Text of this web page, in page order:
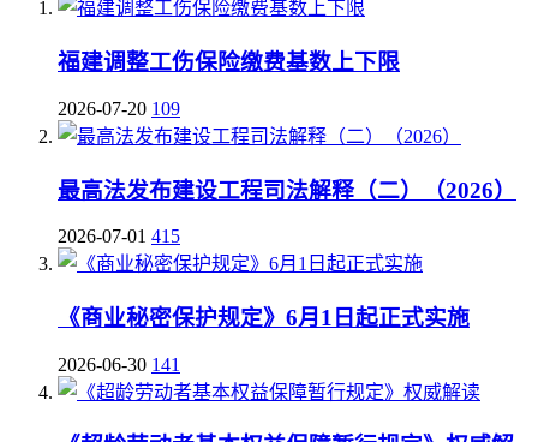
福建调整工伤保险缴费基数上下限
2026-07-20 109
最高法发布建设工程司法解释（二）（2026）
2026-07-01 415
《商业秘密保护规定》6月1日起正式实施
2026-06-30 141